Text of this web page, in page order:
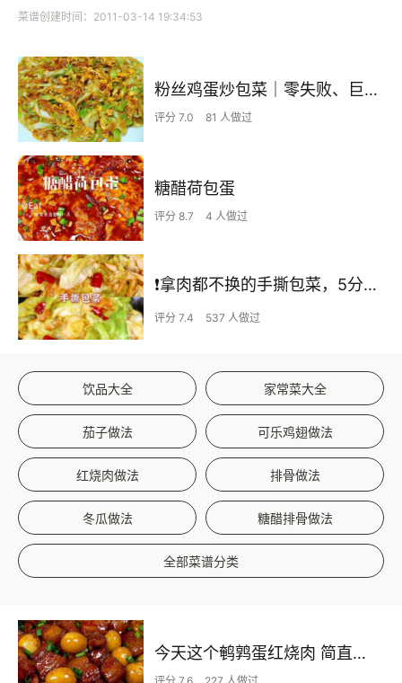
菜谱创建时间：2011-03-14 19:34:53
粉丝鸡蛋炒包菜｜零失败、巨下饭
评分 7.0 81 人做过
糖醋荷包蛋
评分 8.7 4 人做过
❗拿肉都不换的手撕包菜，5分钟快手家常菜🔥
评分 7.4 537 人做过
饮品大全 家常菜大全
茄子做法 可乐鸡翅做法
红烧肉做法 排骨做法
冬瓜做法 糖醋排骨做法
全部菜谱分类
今天这个鹌鹑蛋红烧肉 简直不要太下饭了